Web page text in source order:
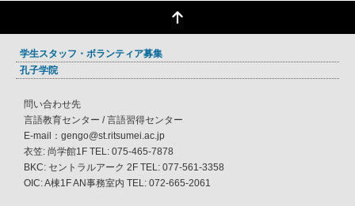
学生スタッフ・ボランティア募集
孔子学院
問い合わせ先
言語教育センター / 言語習得センター
E-mail：gengo@st.ritsumei.ac.jp
衣笠: 尚学館1F TEL: 075-465-7878
BKC: セントラルアーク 2F TEL: 077-561-3358
OIC: A棟1F AN事務室内 TEL: 072-665-2061